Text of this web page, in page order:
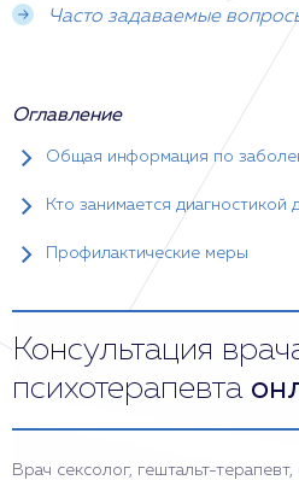
Часто задаваемые
Оглавление
Общая информация по
Кто занимается диагностикой
Профилактические меры
Консультация
психотерапевта
Врач сексолог, гештальт-